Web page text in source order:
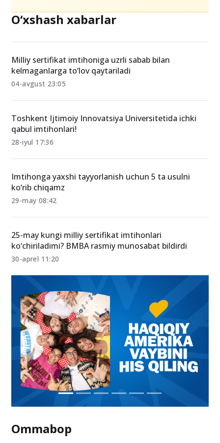
O‘xshash xabarlar
Milliy sertifikat imtihoniga uzrli sabab bilan
kelmaganlarga to‘lov qaytariladi
04-avgust 23:05
Toshkent Ijtimoiy Innovatsiya Universitetida ichki
qabul imtihonlari!
28-iyul 17:36
Imtihonga yaxshi tayyorlanish uchun 5 ta usulni
ko‘rib chiqamz
29-may 08:42
25-may kungi milliy sertifikat imtihonlari
ko‘chiriladimi? BMBA rasmiy munosabat bildirdi
30-aprel 11:20
Ommabop